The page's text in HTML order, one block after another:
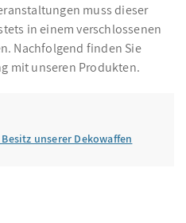
muss dieser
in einem verschlossenen
Nachfolgend finden Sie
mit unseren Produkten.
unserer Dekowaffen